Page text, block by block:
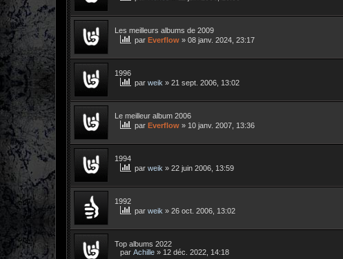
Les meilleurs albums de 2009
par Everflow » 08 janv. 2024, 23:17
1996
par weik » 21 sept. 2006, 13:02
Le meilleur album 2006
par Everflow » 10 janv. 2007, 13:36
1994
par weik » 22 juin 2006, 13:59
1992
par weik » 26 oct. 2006, 13:02
Top albums 2022
par Achille » 12 déc. 2022, 14:18